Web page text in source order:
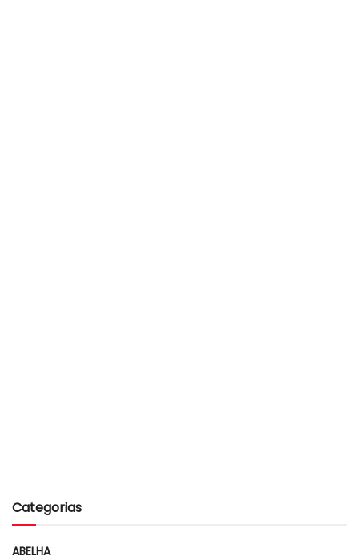
Categorias
ABELHA